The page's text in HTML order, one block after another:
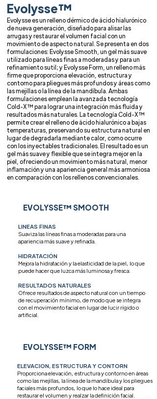
Evolysse™
Evolysse es un relleno dérmico de ácido hialurónico
de nueva generación, diseñado para alisar las
arrugas y restaurar el volumen facial con un
movimiento de aspecto natural. Se presenta en dos
formulaciones: Evolysse Smooth, un gel más suave
utilizado para líneas finas a moderadas y para un
refinamiento sutil; y Evolysse Form, un relleno más
firme que proporciona elevación, estructura y
contorno para pliegues más profundos y áreas como
las mejillas o la línea de la mandíbula. Ambas
formulaciones emplean la avanzada tecnología
Cold-X™ para lograr una integración más fluida y
resultados más naturales. La tecnología Cold-X™
permite crear el relleno de ácido hialurónico a bajas
temperaturas, preservando su estructura natural en
lugar de degradarla mediante calor, como ocurre
con los inyectables tradicionales. El resultado es un
gel más suave y flexible que se integra mejor en la
piel, ofreciendo un movimiento más natural, menor
inflamación y una apariencia general más armoniosa
en comparación con los rellenos convencionales.
EVOLYSSE™ SMOOTH
LINEAS FINAS
Suaviza las líneas finas a moderadas para una
apariencia más suave y refinada.
HIDRATACIÓN
Mejora la hidratación y la elasticidad de la piel, lo que
puede hacer que luzca más luminosa y fresca.
RESULTADOS NATURALES
Ofrece resultados de aspecto natural con un tiempo
de recuperación mínimo, de modo que se integra
con el movimiento facial en lugar de lucir rígido o
artificial.
EVOLYSSE™ FORM
ELEVACION, ESTRUCTURA Y CONTORN
Proporciona elevación, estructura y contorno en áreas
como las mejillas, la línea de la mandíbula y los pliegues
faciales más profundos, lo que lo hace ideal para
restaurar el volumen y realzar la definición facial.